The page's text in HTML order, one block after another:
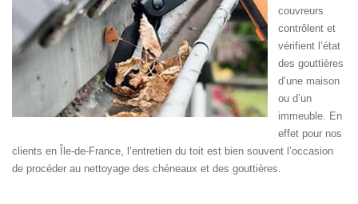
couvreurs
contrôlent et
vérifient l’état
des gouttières
d’une maison
ou d’un
immeuble. En
effet pour nos
clients en Île-de-France, l’entretien du toit est bien souvent l’occasion
de procéder au nettoyage des chéneaux et des gouttières.